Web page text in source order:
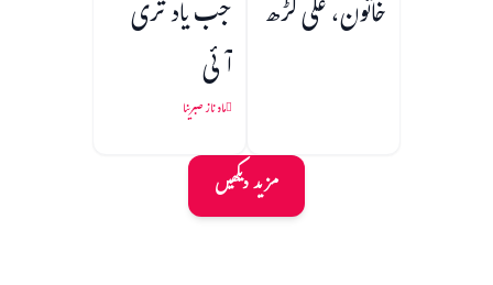
خاتون، علی گڑھ جب یاد تری
آئی
ماہ ناز صبرینا
مزید دیکھیں